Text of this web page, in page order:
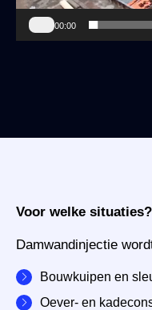
00:00
Voor welke situaties?
Damwandinjectie
Bouwkuipen en
Oever- en